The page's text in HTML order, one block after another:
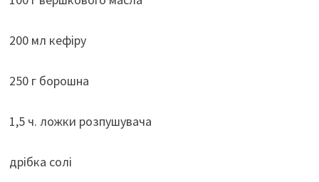
200 мл кефіру
250 г борошна
1,5 ч. ложки розпушувача
дрібка солі